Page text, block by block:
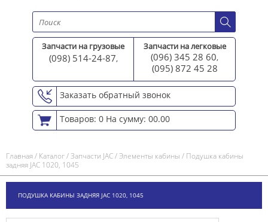
Запчасти на грузовые
(098) 514-24-87,
Запчасти на легковые
(096) 345 28 60,
(095) 872 45 28
Заказать обратный звонок
Товаров: 0 На сумму: 00.00
Главная/ Каталог/Запчасти JAC/Элементы кабины / Подушка кабины
задняя JAC 1020, 1045
ПОДУШКА КАБИНЫ ЗАДНЯЯ JAC 1020, 1045